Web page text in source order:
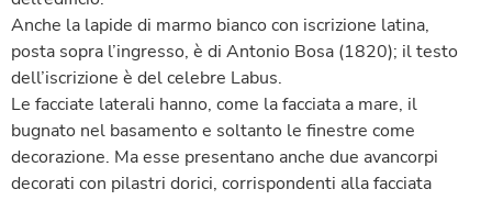
Anche la lapide di marmo bianco con iscrizione latina,
posta sopra l’ingresso, è di Antonio Bosa (1820); il testo
dell’iscrizione è del celebre Labus.
Le facciate laterali hanno, come la facciata a mare, il
bugnato nel basamento e soltanto le finestre come
decorazione. Ma esse presentano anche due avancorpi
decorati con pilastri dorici, corrispondenti alla facciata